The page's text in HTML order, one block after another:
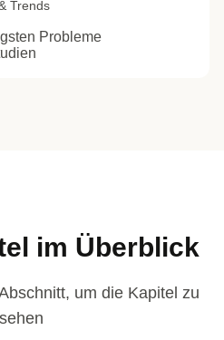
Trends
Probleme
im Überblick
um die Kapitel zu
sehen